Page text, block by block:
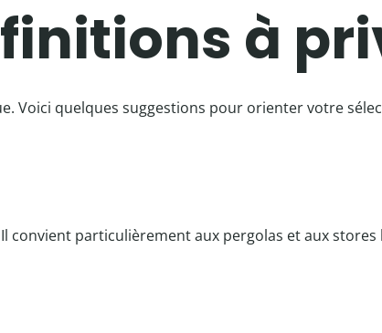
à
Voici quelques suggestions pour orienter votre
convient particulièrement aux pergolas et aux stores